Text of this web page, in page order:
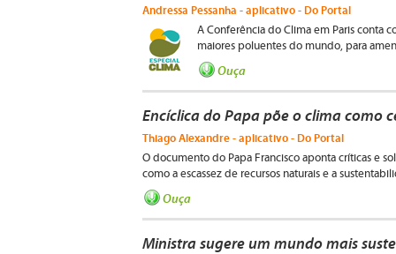
Andressa Pessanha - aplicativo - Do Portal
A Conferência do Clima em Paris conta
maiores poluentes do mundo, para
Ouça
Encíclica do Papa põe o clima como
Thiago Alexandre - aplicativo - Do Portal
O documento do Papa Francisco aponta críticas e
como a escassez de recursos naturais e a
Ouça
Ministra sugere um mundo mais